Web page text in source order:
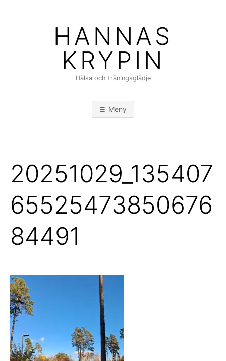
HANNAS
KRYPIN
Hälsa och träningsglädje
Meny
20251029_135407
65525473850676
84491